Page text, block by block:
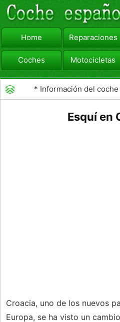
Home Reparaciones
Coches Motocicletas
viajar Camiones
* Información del coche
Esquí en
Croacia, uno de los nuevos
Europa, se ha visto un